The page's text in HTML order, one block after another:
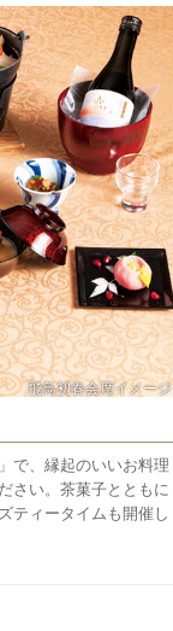
飛鳥初春会席イメージ
で、縁起のいいお料理
さい。茶菓子とともに
ティータイムも開催し